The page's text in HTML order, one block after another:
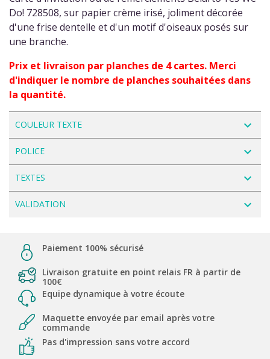
Do! 728508, sur papier crème irisé, joliment décorée
d'une frise dentelle et d'un motif d'oiseaux posés sur
une branche.
Prix et livraison par planches de 4 cartes. Merci
d'indiquer le nombre de planches souhaitées dans
la quantité.
COULEUR TEXTE navigate_next
POLICE navigate_next
TEXTES navigate_next
VALIDATION navigate_next
Paiement 100% sécurisé
Livraison gratuite en point relais FR à partir de
100€
Equipe dynamique à votre écoute
Maquette envoyée par email après votre
commande
Pas d'impression sans votre accord